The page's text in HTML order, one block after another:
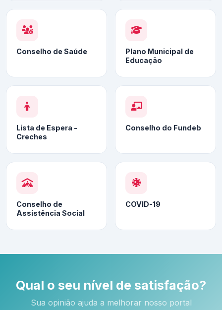
Conselho de Saúde
Plano Municipal de
Educação
Lista de Espera -
Creches
Conselho do Fundeb
Conselho de
Assistência Social
COVID-19
Qual o seu nível de satisfação?
Sua opinião ajuda a melhorar nosso portal